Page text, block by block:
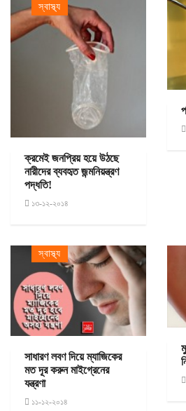
স্বাস্থ্য
ক্রমেই জনপ্রিয় হয়ে উঠছে
নারীদের ব্যবহৃত জন্মনিয়ন্ত্রণ
পদ্ধতি!
১৩-১২-২০১৪
স্বাস্থ্য
সাধারণ লবণ দিয়ে ম্যাজিকের
মত দূর করুন মাইগ্রেনের
যন্ত্রণা
১১-১২-২০১৪